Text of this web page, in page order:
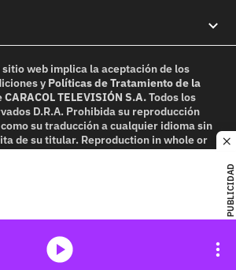
PUBLICIDAD
sitio web implica la aceptación de los
y Políticas de Tratamiento de la
CARACOL TELEVISIÓN S.A.Todos los
D.R.A. Prohibida su reproducción
su traducción a cualquier idioma sin
de su titular. Reproduction in whole or
without written permission is